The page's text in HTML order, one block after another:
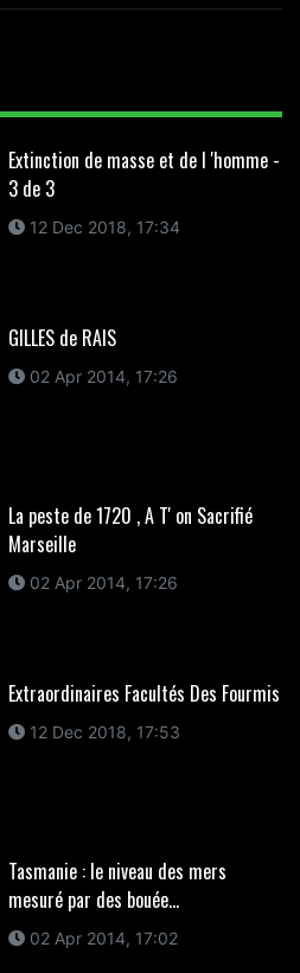
Extinction de masse et de l 'homme -
3 de 3
12 Dec 2018, 17:34
GILLES de RAIS
02 Apr 2014, 17:26
La peste de 1720 , A T' on Sacrifié
Marseille
02 Apr 2014, 17:26
Extraordinaires Facultés Des Fourmis
12 Dec 2018, 17:53
Tasmanie : le niveau des mers
mesuré par des bouée...
02 Apr 2014, 17:02